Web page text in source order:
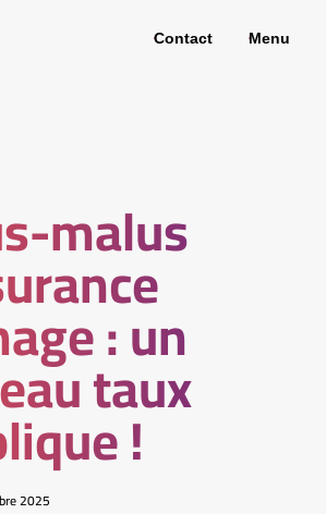
Contact Menu
malus
: un
taux
!
2025